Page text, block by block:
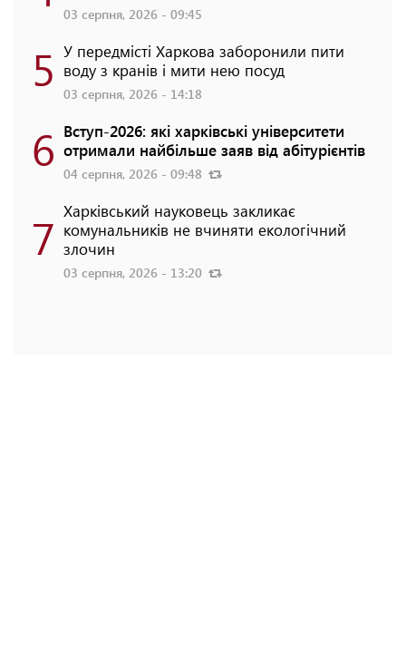
03 серпня, 2026 - 09:45
5 У передмісті Харкова заборонили пити
воду з кранів і мити нею посуд
03 серпня, 2026 - 14:18
6 Вступ-2026: які харківські університети
отримали найбільше заяв від абітурієнтів
04 серпня, 2026 - 09:48
7 Харківський науковець закликає
комунальників не вчиняти екологічний
злочин
03 серпня, 2026 - 13:20